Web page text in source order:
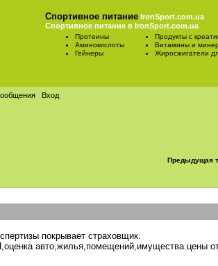
Спортивное питание IronSport.com.ua
Спортивное питание в IronSport.com.ua
Протеины
Аминокислоты
Гейнеры
Продукты с
Витамины и
Жиросжигатели
Вход
Предыдущая
покрывает страховщик.
авто,жилья,помещений,имущества.цены